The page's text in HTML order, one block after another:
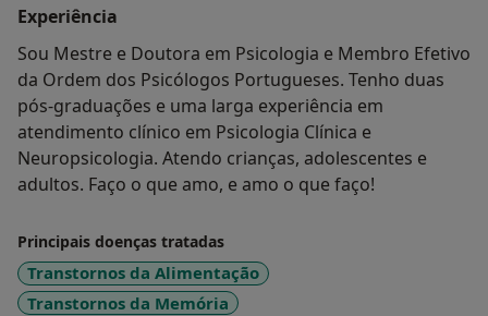
Experiência
Sou Mestre e Doutora em Psicologia e Membro Efetivo
da Ordem dos Psicólogos Portugueses. Tenho duas
pós-graduações e uma larga experiência em
atendimento clínico em Psicologia Clínica e
Neuropsicologia. Atendo crianças, adolescentes e
adultos. Faço o que amo, e amo o que faço!
Principais doenças tratadas
Transtornos da Alimentação
Transtornos da Memória